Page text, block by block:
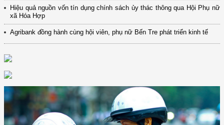
Hiệu quả nguồn vốn tín dụng chính sách ủy thác thông qua Hội Phụ nữ
xã Hóa Hợp
Agribank đồng hành cùng hội viên, phụ nữ Bến Tre phát triển kinh tế